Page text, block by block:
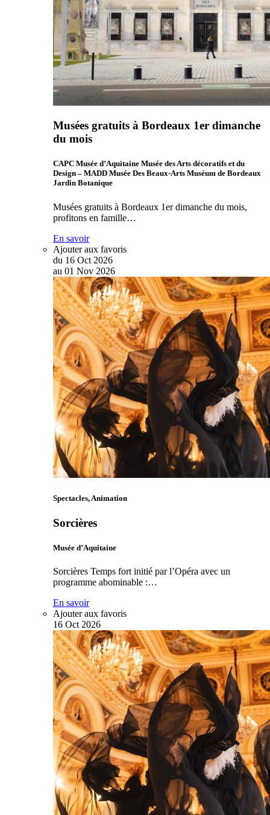
Musées gratuits à Bordeaux 1er dimanche
du mois
CAPC Musée d’Aquitaine Musée des Arts décoratifs et du
Design – MADD Musée Des Beaux-Arts Muséum de Bordeaux
Jardin Botanique
Musées gratuits à Bordeaux 1er dimanche du mois,
profitons en famille…
En savoir
Ajouter aux favoris
du 16 Oct 2026
au 01 Nov 2026
Spectacles, Animation
Sorcières
Musée d’Aquitaine
Sorcières Temps fort initié par l’Opéra avec un
programme abominable :…
En savoir
Ajouter aux favoris
16 Oct 2026